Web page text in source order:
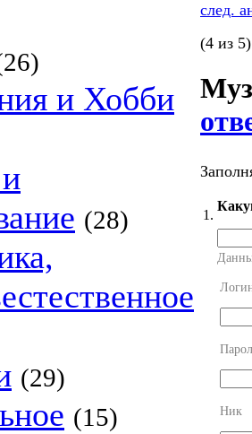
и Хобби
(28)
(29)
(15)
след.
(4 из 5)
1.
Ник